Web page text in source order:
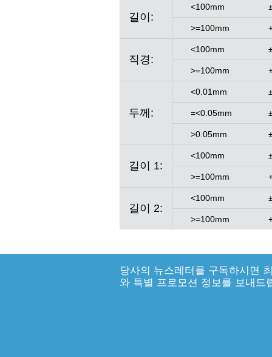
길이:
<100mm
>=100mm
직경:
<100mm
>=100mm
두께:
<0.01mm
=<0.05mm
>0.05mm
길이 1:
<100mm
>=100mm
길이 2:
<100mm
>=100mm
당사의 뉴스레터를 구독하시면
와 특별 프로모션 정보를 보내드